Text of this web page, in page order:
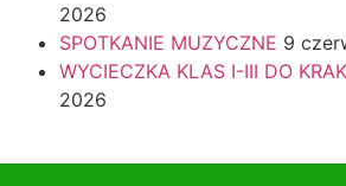
2026
SPOTKANIE MUZYCZNE 9
WYCIECZKA KLAS I-III DO
2026